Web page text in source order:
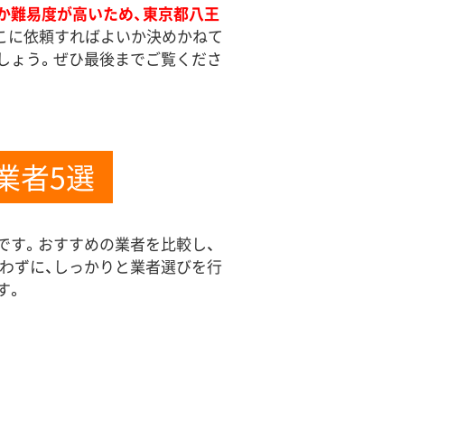
易度が高いため、東京都八王
に依頼すればよいか決めかねて
ょう。ぜひ最後までご覧くださ
者5選
。おすすめの業者を比較し、
ずに、しっかりと業者選びを行